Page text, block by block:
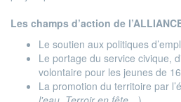
Les champs d’action de
Le soutien aux politiques
Le portage du service civique,
volontaire pour les jeunes de
La promotion du territoire par